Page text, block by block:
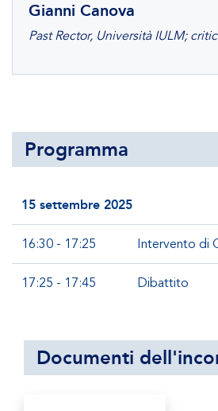
Gianni Canova
Past Rector, Università IULM;
Programma
15 settembre 2025
16:30 - 17:25 Intervento di
17:25 - 17:45 Dibattito
Documenti